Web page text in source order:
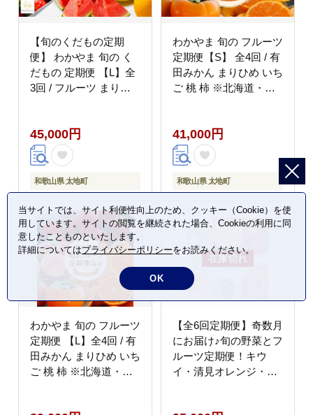
【旬のくだもの定期
便】 わかやま 旬の く
だもの 定期便 【L】全
3回 / フルーツ まりひ
への配送不可（配送日
時指定不可）※北海
道・沖縄・離島への配
送不可 / 定期便 フルー
ツ みかん いちご イチ
ゴ すいか 【ard-
tkb909】
45,000円
和歌山県 太地町
わかやま 旬の フルーツ
定期便【S】 全4回 / 有
田みかん まりひめ いち
ご 桃 柿 ※北海道・沖
41,000円
和歌山県 太地町
わかやま 旬の フルーツ
定期便 【L】全4回 / 有
田みかん まりひめ いち
ご 桃 柿 ※北海道・沖
【全6回定期便】奇数月
にお届け♪旬の野菜とフ
ルーツ定期便！キウ
イ・清見オレンジ・ア
当サイトでは、サイト利便性向上のため、クッキー（Cookie）を使
用しています。サイトの閲覧を継続された場合、Cookieの利用に同
意したことものといたします。
詳細についてはプライバシーポリシーをお読みください。
OK